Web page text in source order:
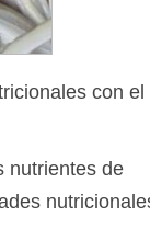
con el
nutrientes de